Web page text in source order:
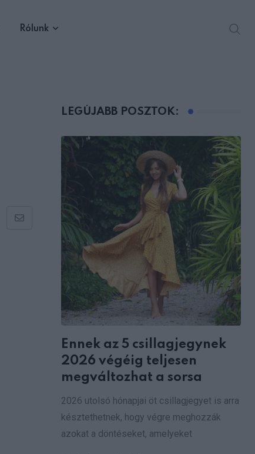
Rólunk
Share
LEGÚJABB POSZTOK:
Ennek az 5 csillagjegynek
2026 végéig teljesen
megváltozhat a sorsa
2026 utolsó hónapjai öt csillagjegyet is arra
késztethetnek, hogy végre meghozzák
azokat a döntéseket, amelyeket